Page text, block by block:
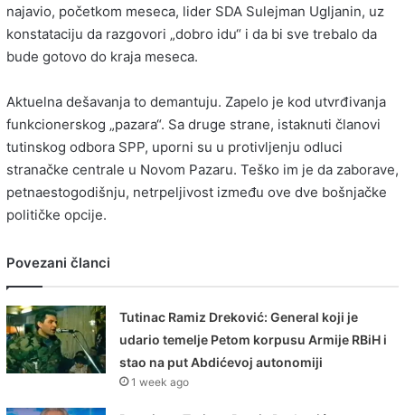
najavio, početkom meseca, lider SDA Sulejman Ugljanin, uz
konstataciju da razgovori „dobro idu“ i da bi sve trebalo da
bude gotovo do kraja meseca.
Aktuelna dešavanja to demantuju. Zapelo je kod utvrđivanja
funkcionerskog „pazara“. Sa druge strane, istaknuti članovi
tutinskog odbora SPP, uporni su u protivljenju odluci
stranačke centrale u Novom Pazaru. Teško im je da zaborave,
petnaestogodišnju, netrpeljivost između ove dve bošnjačke
političke opcije.
Povezani članci
Tutinac Ramiz Dreković: General koji je
udario temelje Petom korpusu Armije RBiH i
stao na put Abdićevoj autonomiji
1 week ago